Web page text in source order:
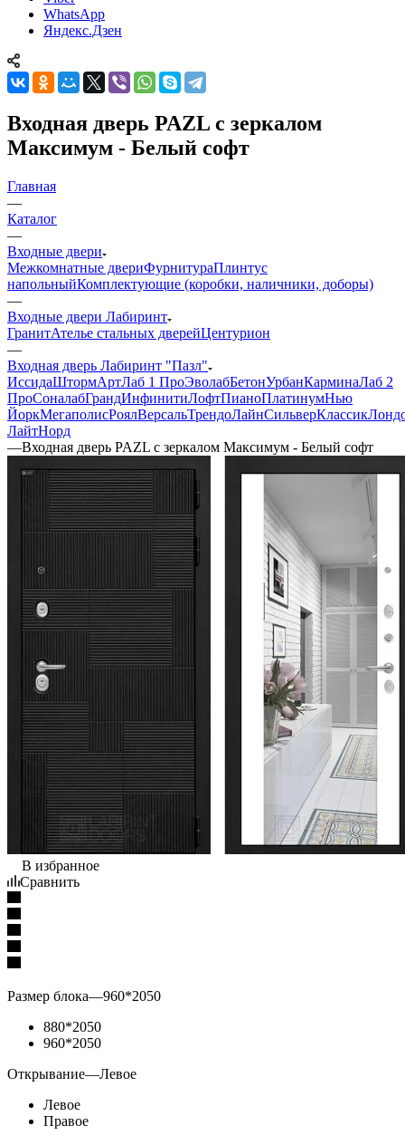
WhatsApp
Яндекс.Дзен
Входная дверь PAZL с зеркалом
Максимум - Белый софт
Главная
—
Каталог
—
Входные двери
Межкомнатные двериФурнитураПлинтус
напольныйКомплектующие (коробки, наличники, доборы)
—
Входные двери Лабиринт
ГранитАтелье стальных дверейЦентурион
—
Входная дверь Лабиринт "Пазл"
ИссидаШтормАртЛаб 1 ПроЭволабБетонУрбанКарминаЛаб 2
ПроСоналабГрандИнфинитиЛофтПианоПлатинумНью
ЙоркМегаполисРоялВерсальТрендоЛайнСильверКлассик
ЛайтНорд
—Входная дверь PAZL с зеркалом Максимум - Белый софт
В избранное
Сравнить
Размер блока—960*2050
880*2050
960*2050
Открывание—Левое
Левое
Правое